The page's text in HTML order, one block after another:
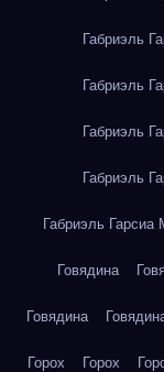
Габриэль
Габриэль
Габриэль
Габриэль
Габриэль
Говядина
Говядина
Горох Горох